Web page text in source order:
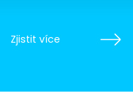
Zjistit více